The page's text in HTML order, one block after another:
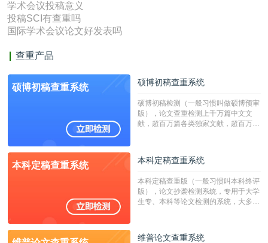
学术会议投稿意义
投稿SCI有查重吗
国际学术会议论文好发表吗
查重产品
硕博初稿查重系统 硕博初稿查重系统
硕博初稿检测（一般习惯叫做硕博预审
版），论文查重检测上千万篇中文文
献，超百万篇各类独家文献，超百万港
校用来检测硕博论文的系统，检测范围
广，数据来源真实，检测算法合理!本
字符数30万）
本科定稿查重系统 本科定稿查重系统
本科定稿查重版（一般习惯叫本科终评
版），论文抄袭检测系统，专用于大学
生专、本科等论文检测的系统，大多数
维普论文查重系统